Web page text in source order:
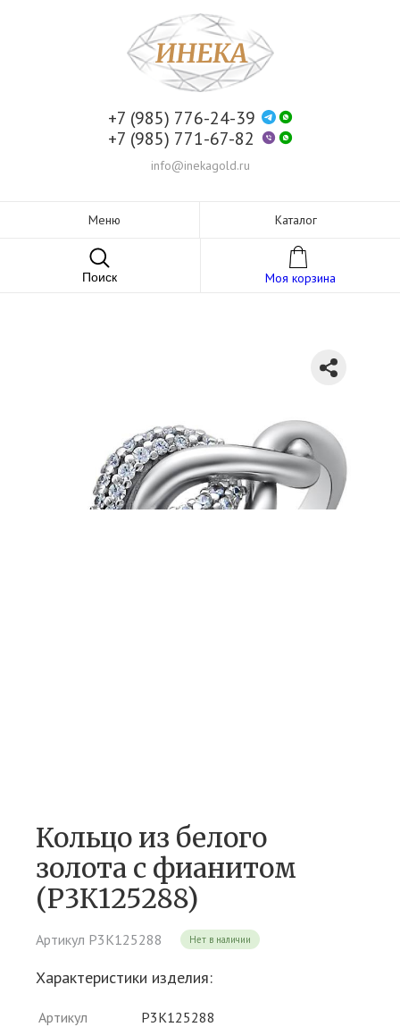
+7 (985) 776-24-39
+7 (985) 771-67-82
info@inekagold.ru
Меню Каталог
Поиск Моя корзина
Кольцо из белого
золота c фианитом
(Р3К125288)
Артикул Р3К125288 Нет в наличии
Характеристики изделия:
Артикул
Р3К125288